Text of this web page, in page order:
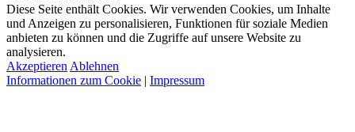
Diese Seite enthält Cookies. Wir verwenden Cookies, um Inhalte
und Anzeigen zu personalisieren, Funktionen für soziale Medien
anbieten zu können und die Zugriffe auf unsere Website zu
analysieren.
Akzeptieren Ablehnen
Informationen zum Cookie | Impressum